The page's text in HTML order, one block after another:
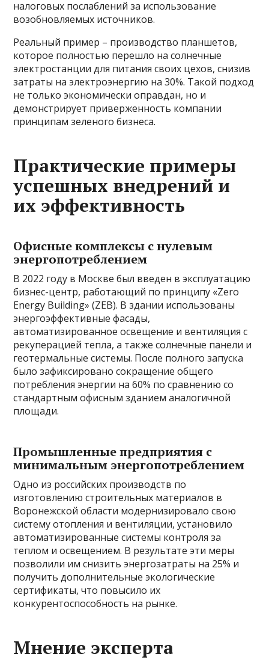
налоговых послаблений за использование
возобновляемых источников.
Реальный пример – производство планшетов,
которое полностью перешло на солнечные
электростанции для питания своих цехов, снизив
затраты на электроэнергию на 30%. Такой подход
не только экономически оправдан, но и
демонстрирует приверженность компании
принципам зеленого бизнеса.
Практические примеры
успешных внедрений и
их эффективность
Офисные комплексы с нулевым
энергопотреблением
В 2022 году в Москве был введен в эксплуатацию
бизнес-центр, работающий по принципу «Zero
Energy Building» (ZEB). В здании использованы
энергоэффективные фасады,
автоматизированное освещение и вентиляция с
рекуперацией тепла, а также солнечные панели и
геотермальные системы. После полного запуска
было зафиксировано сокращение общего
потребления энергии на 60% по сравнению со
стандартным офисным зданием аналогичной
площади.
Промышленные предприятия с
минимальным энергопотреблением
Одно из российских производств по
изготовлению строительных материалов в
Воронежской области модернизировало свою
систему отопления и вентиляции, установило
автоматизированные системы контроля за
теплом и освещением. В результате эти меры
позволили им снизить энергозатраты на 25% и
получить дополнительные экологические
сертификаты, что повысило их
конкурентоспособность на рынке.
Мнение эксперта